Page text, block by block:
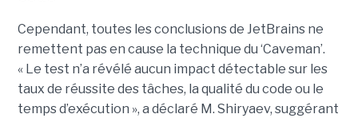
Cependant, toutes les conclusions de JetBrains ne
remettent pas en cause la technique du ‘Caveman’.
« Le test n’a révélé aucun impact détectable sur les
taux de réussite des tâches, la qualité du code ou le
temps d’exécution », a déclaré M. Shiryaev, suggérant